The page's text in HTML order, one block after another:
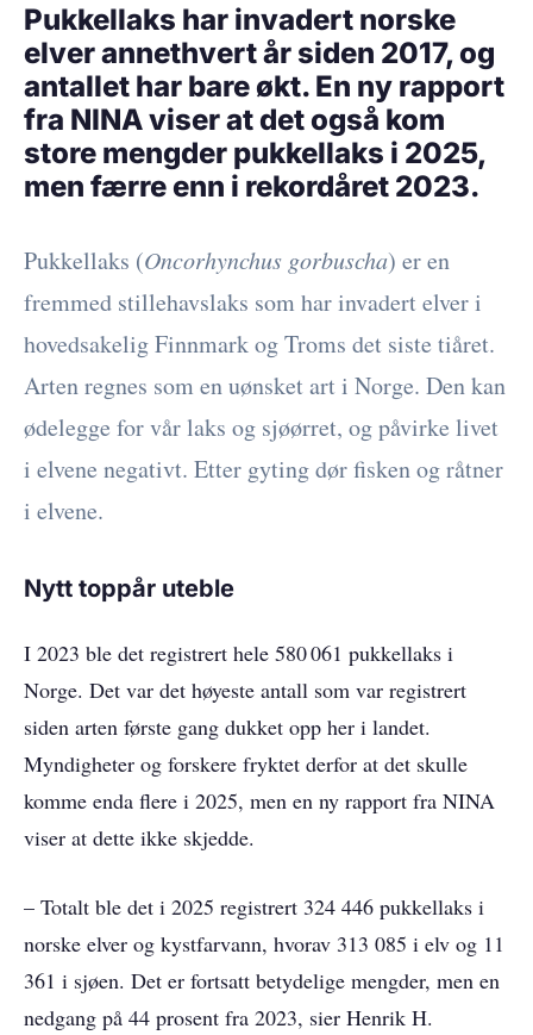
Pukkellaks har invadert norske
elver annethvert år siden 2017, og
antallet har bare økt. En ny rapport
fra NINA viser at det også kom
store mengder pukkellaks i 2025,
men færre enn i rekordåret 2023.
Pukkellaks (Oncorhynchus gorbuscha) er en
fremmed stillehavslaks som har invadert elver i
hovedsakelig Finnmark og Troms det siste tiåret.
Arten regnes som en uønsket art i Norge. Den kan
ødelegge for vår laks og sjøørret, og påvirke livet
i elvene negativt. Etter gyting dør fisken og råtner
i elvene.
Nytt toppår uteble
I 2023 ble det registrert hele 580 061 pukkellaks i
Norge. Det var det høyeste antall som var registrert
siden arten første gang dukket opp her i landet.
Myndigheter og forskere fryktet derfor at det skulle
komme enda flere i 2025, men en ny rapport fra NINA
viser at dette ikke skjedde.
– Totalt ble det i 2025 registrert 324 446 pukkellaks i
norske elver og kystfarvann, hvorav 313 085 i elv og 11
361 i sjøen. Det er fortsatt betydelige mengder, men en
nedgang på 44 prosent fra 2023, sier Henrik H.